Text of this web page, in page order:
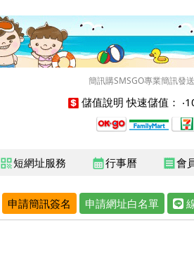
簡訊購SMSGO專業簡訊發
儲值說明 快速儲值： ‧
qr_code短網址服務 calendar_month行事曆 receipt 會
申請簡訊簽名 申請網址白名單